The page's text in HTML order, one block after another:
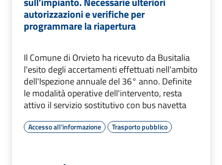
autorizzazioni e verifiche per
programmare la riapertura
Il Comune di Orvieto ha ricevuto da Busitalia
l'esito degli accertamenti effettuati nell'ambito
dell'Ispezione annuale del 36° anno. Definite
le modalità operative dell'intervento, resta
attivo il servizio sostitutivo con bus navetta
Accesso all'informazione Trasporto pubblico